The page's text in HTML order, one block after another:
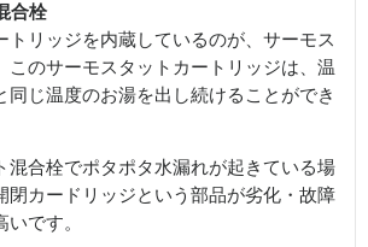
合栓
トリッジを内蔵しているのが、サーモス
このサーモスタットカートリッジは、温
同じ温度のお湯を出し続けることができ
混合栓でポタポタ水漏れが起きている場
閉カードリッジという部品が劣化・故障
です。